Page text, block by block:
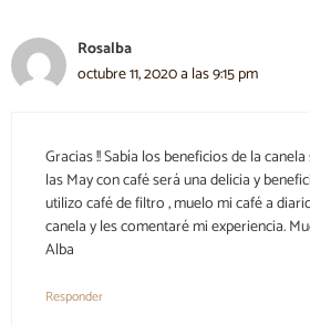
Rosalba
octubre 11, 2020 a las 9:15 pm
Gracias !! Sabía los beneficios de la
las May con café será una delicia y
utilizo café de filtro , muelo mi café a
canela y les comentaré mi experiencia.
Alba
Responder